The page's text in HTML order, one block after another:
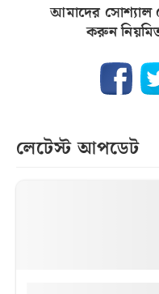
আমাদের
করুন
লেটেস্ট আপডেট